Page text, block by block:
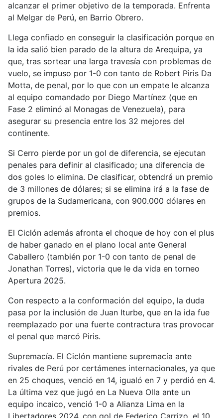
alcanzar el primer objetivo de la temporada. Enfrenta
al Melgar de Perú, en Barrio Obrero.
Llega confiado en conseguir la clasificación porque en
la ida salió bien parado de la altura de Arequipa, ya
que, tras sortear una larga travesía con problemas de
vuelo, se impuso por 1-0 con tanto de Robert Piris Da
Motta, de penal, por lo que con un empate le alcanza
al equipo comandado por Diego Martínez (que en
Fase 2 eliminó al Monagas de Venezuela), para
asegurar su presencia entre los 32 mejores del
continente.
Si Cerro pierde por un gol de diferencia, se ejecutan
penales para definir al clasificado; una diferencia de
dos goles lo elimina. De clasificar, obtendrá un premio
de 3 millones de dólares; si se elimina irá a la fase de
grupos de la Sudamericana, con 900.000 dólares en
premios.
El Ciclón además afronta el choque de hoy con el plus
de haber ganado en el plano local ante General
Caballero (también por 1-0 con tanto de penal de
Jonathan Torres), victoria que le da vida en torneo
Apertura 2025.
Con respecto a la conformación del equipo, la duda
pasa por la inclusión de Juan Iturbe, que en la ida fue
reemplazado por una fuerte contractura tras provocar
el penal que marcó Piris.
Supremacía. El Ciclón mantiene supremacía ante
rivales de Perú por certámenes internacionales, ya que
en 25 choques, venció en 14, igualó en 7 y perdió en 4.
La última vez que jugó en La Nueva Olla ante un
equipo incaico, venció 1-0 a Alianza Lima en la